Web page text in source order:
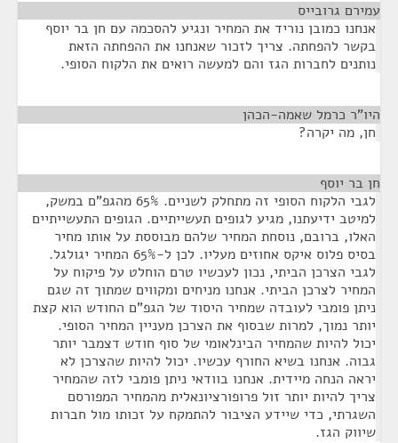
עמירם גרובייס
אנחנו כמובן נוריד את המחיר ונגיע להסכמה עם חן בר יוסף
בקשר להפחתה. צריך לזכור שאנחנו את ההפחתה הזאת
נותנים לחברות הגז והם למעשה רואים את הלקוח הסופי.
היו"ר כרמל שאמה-הכהן
חן, מה יקרה?
חן בר יוסף
לגבי הלקוח הסופי זה מתחלק לשניים. 65% מהגפ"ם במשק,
למיטב ידיעתנו, מגיע לגופים תעשייתיים. הגופים התעשייתיים
האלו, ברובם, נוסחת המחיר שלהם מבוססת על אותו מחיר
בסיס פלוס איקס אחוזים מעליו. לכן ל-65% המחיר יגולגל.
לגבי הצרכן הביתי, נכון לעכשיו טרם הוחלט על פיקוח על
המחיר לצרכן הביתי. אנחנו מניחים ומקווים שמתוך זה שגם
ניתן פומבי לעובדה שמחיר היסוד של הגפ"ם החודש הוא קצת
יותר נמוך, למרות שבסוף את הצרכן מעניין המחיר הסופי.
יכול להיות שהמחיר הבינלאומי של סוף חודש דצמבר יותר
גבוה. אנחנו בשיא החורף עכשיו. יכול להיות שהצרכן לא
יראה הנחה מיידית. אנחנו בוודאי ניתן פומבי לזה שהמחיר
צריך להיות יותר זול פרופורציונאלית מהמחיר המפורסם
השגרתי, כדי שיידע הציבור להתמקח על זכותו מול חברות
שיווק הגז.